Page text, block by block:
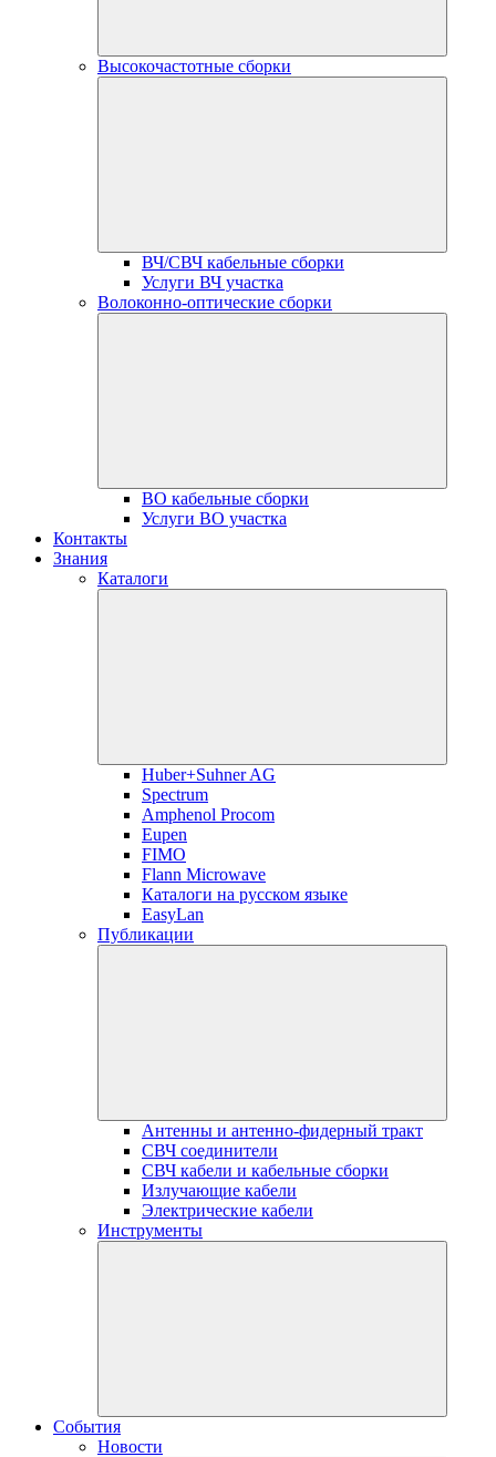
Высокочастотные сборки
ВЧ/СВЧ кабельные сборки
Услуги ВЧ участка
Волоконно-оптические сборки
ВО кабельные сборки
Услуги ВО участка
Контакты
Знания
Каталоги
Huber+Suhner AG
Spectrum
Amphenol Procom
Eupen
FIMO
Flann Microwave
Каталоги на русском языке
EasyLan
Публикации
Антенны и антенно-фидерный тракт
СВЧ соединители
СВЧ кабели и кабельные сборки
Излучающие кабели
Электрические кабели
Инструменты
События
Новости